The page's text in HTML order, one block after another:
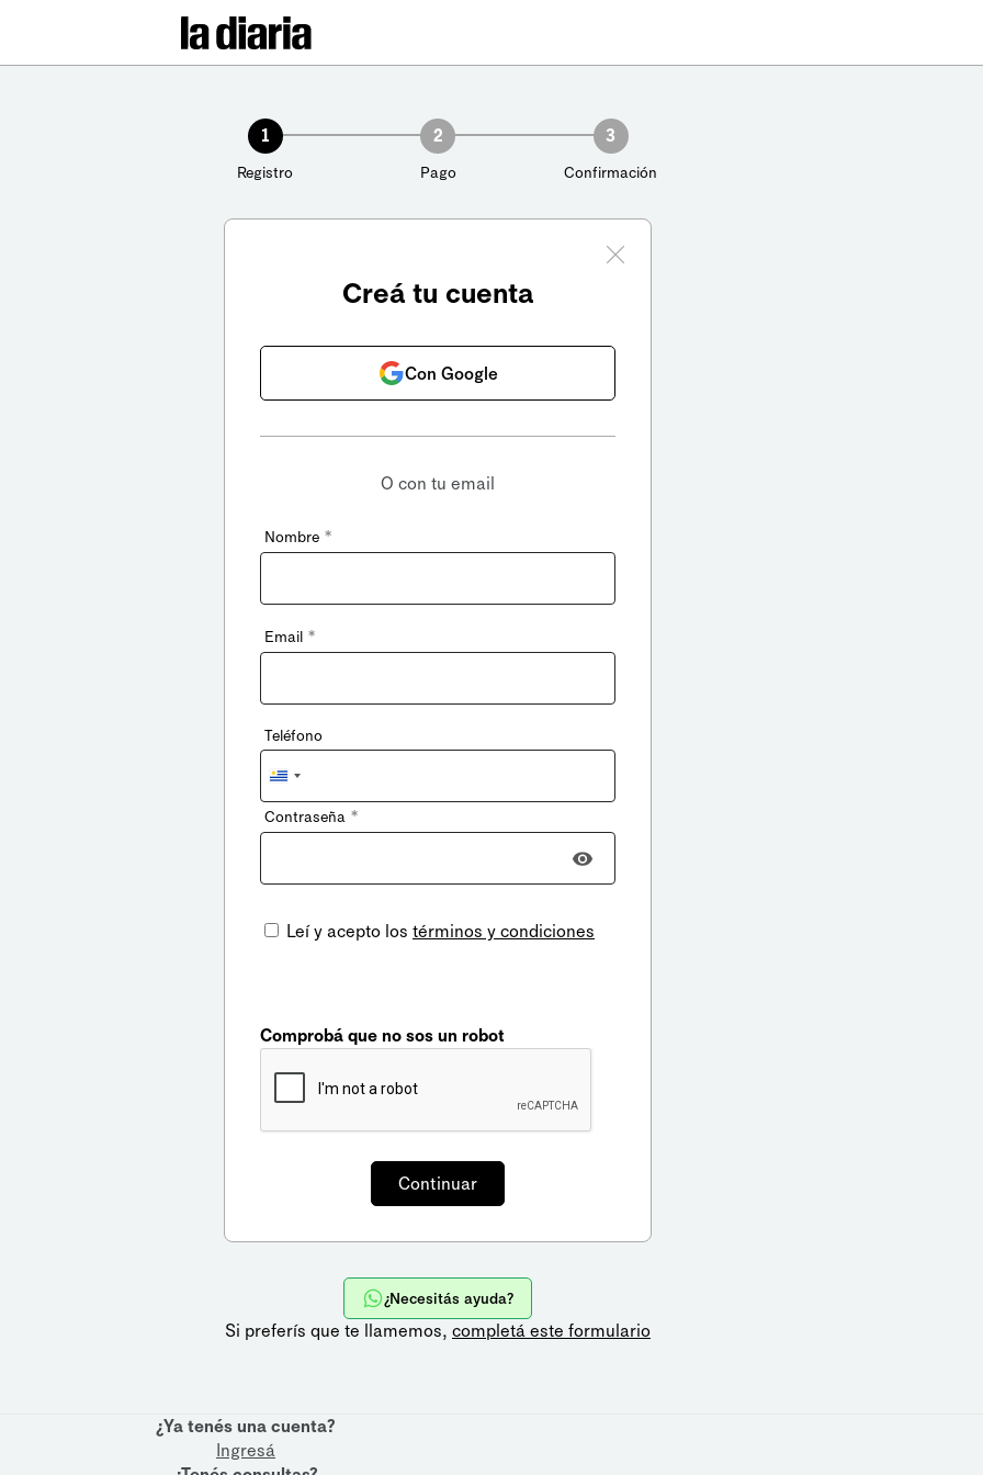
1
Registro
2
Pago
3
Confirmación
Creá tu cuenta
Con Google
O con tu email
Nombre *
Email *
Teléfono
Uruguay
+598
Contraseña *
Leí y acepto los términos y condiciones
Comprobá que no sos un robot
¿Necesitás ayuda?
Si preferís que te llamemos, completá este formulario
¿Ya tenés una cuenta?
Ingresá